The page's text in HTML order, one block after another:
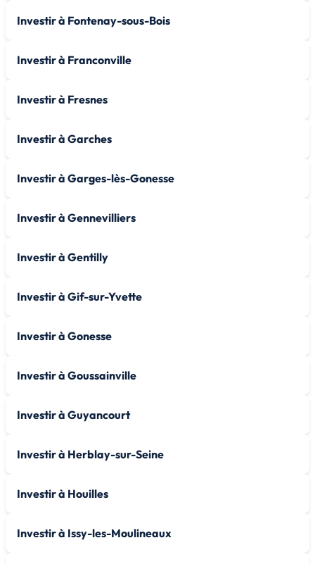
Investir à Fontenay-sous-Bois
Investir à Franconville
Investir à Fresnes
Investir à Garches
Investir à Garges-lès-Gonesse
Investir à Gennevilliers
Investir à Gentilly
Investir à Gif-sur-Yvette
Investir à Gonesse
Investir à Goussainville
Investir à Guyancourt
Investir à Herblay-sur-Seine
Investir à Houilles
Investir à Issy-les-Moulineaux